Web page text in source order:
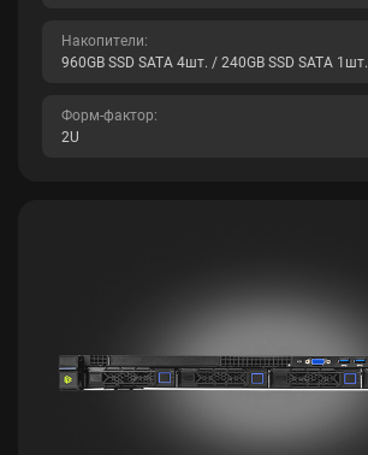
Накопители:
960GB SSD SATA 4шт. / 240GB SSD SATA 1шт.
Форм-фактор:
2U